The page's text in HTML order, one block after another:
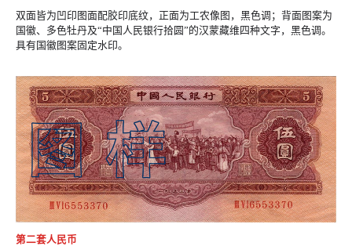
双面皆为凹印图面配胶印底纹，正面为工农像图，黑色调；背面图案为
国徽、多色牡丹及“中国人民银行拾圆”的汉蒙藏维四种文字，黑色调。
具有国徽图案固定水印。
第二套人民币